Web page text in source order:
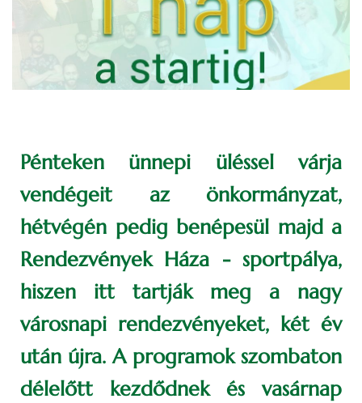
Pénteken ünnepi üléssel várja
vendégeit az önkormányzat,
hétvégén pedig benépesül majd a
Rendezvények Háza - sportpálya,
hiszen itt tartják meg a nagy
városnapi rendezvényeket, két év
után újra. A programok szombaton
délelőtt kezdődnek és vasárnap